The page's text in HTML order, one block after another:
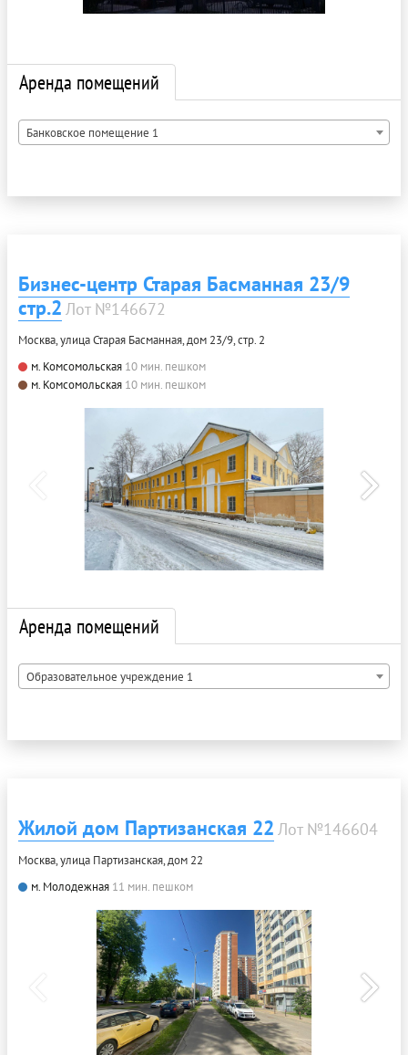
Аренда помещений
Банковское помещение 1
Бизнес-центр Старая Басманная 23/9
стр.2 Лот №146672
Москва, улица Старая Басманная, дом 23/9, стр. 2
м. Комсомольская 10 мин. пешком
м. Комсомольская 10 мин. пешком
Аренда помещений
Образовательное учреждение 1
Жилой дом Партизанская 22 Лот №146604
Москва, улица Партизанская, дом 22
м. Молодежная 11 мин. пешком